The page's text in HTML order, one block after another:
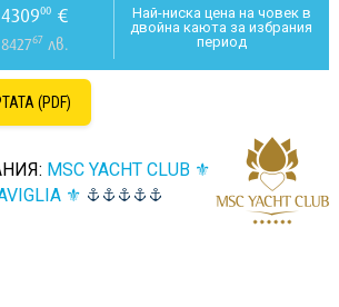
430900€
842767 лв.
Най-ниска цена на човек в
двойна каюта за избрания
период
(PDF)
MSC YACHT CLUB ⚜
⚜